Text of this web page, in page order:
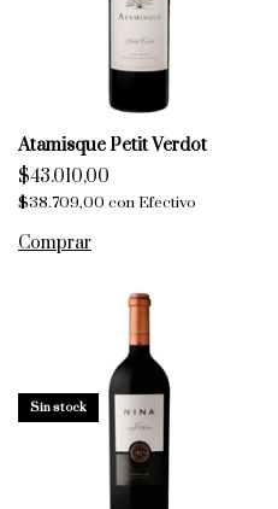
Atamisque Petit Verdot
$43.010,00
$38.709,00 conEfectivo
Sin stock